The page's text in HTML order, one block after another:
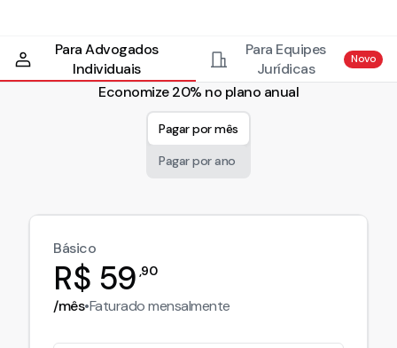
Para Advogados
Individuais
Para Equipes
Jurídicas
Novo
Economize 20% no plano anual
Pagar por mês
Pagar por ano
Básico
R$ 59 ,90
/mês•Faturadomensalmente